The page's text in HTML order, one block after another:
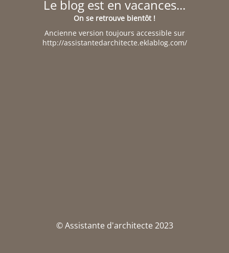
Le blog est en vacances...
On se retrouve bientôt !
Ancienne version toujours accessible sur
http://assistantedarchitecte.eklablog.com/
© Assistante d'architecte 2023